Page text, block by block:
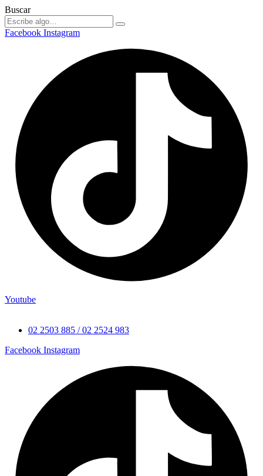
Buscar
Facebook Instagram
Youtube
02 2503 885 / 02 2524 983
Facebook Instagram